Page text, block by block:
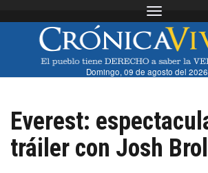
Toggle
Domingo, 09 de agosto del 2026
Everest:
tráiler con Josh